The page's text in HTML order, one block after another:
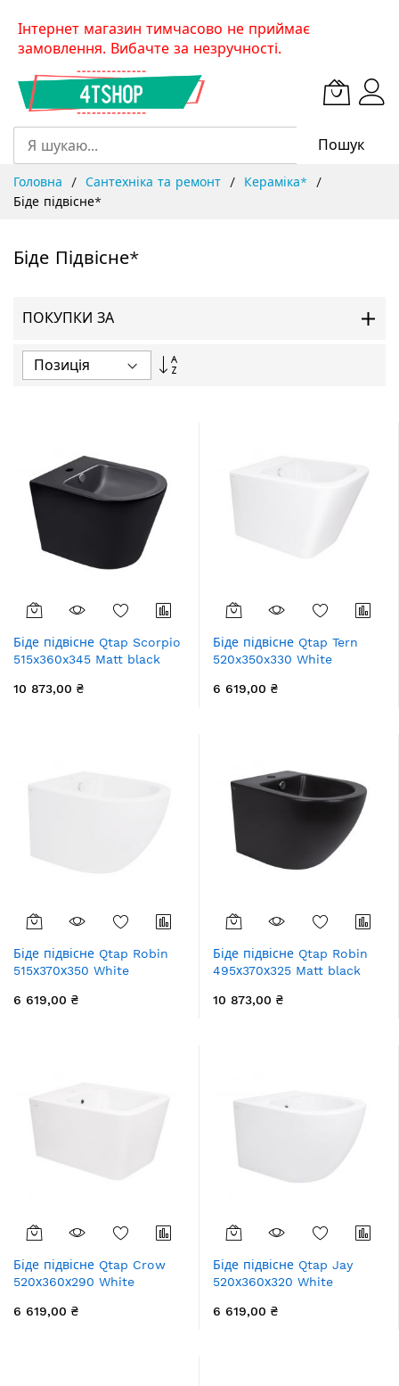
SkipІнтернет магазин тимчасово не приймає
замовлення. Вибачте за незручності.
Пошук
Головна Сантехніка та ремонт
Кераміка*
Біде підвісне*
Біде Підвісне*
ПОКУПКИ ЗА
Сортувати
Біде підвісне Qtap Scorpio
515x360x345 Matt black
10 873,00 ₴
Біде підвісне Qtap Tern
520x350x330 White
6 619,00 ₴
Біде підвісне Qtap Robin
515х370х350 White
6 619,00 ₴
Біде підвісне Qtap Robin
495х370х325 Matt black
10 873,00 ₴
Біде підвісне Qtap Crow
520х360х290 White
6 619,00 ₴
Біде підвісне Qtap Jay
520х360х320 White
6 619,00 ₴